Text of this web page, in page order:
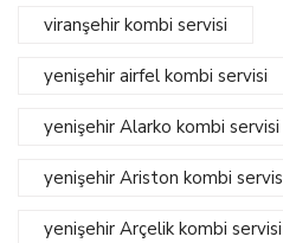
viranşehir kombi servisi
yenişehir airfel kombi servisi
yenişehir Alarko kombi servisi
yenişehir Ariston kombi
yenişehir Arçelik kombi servisi